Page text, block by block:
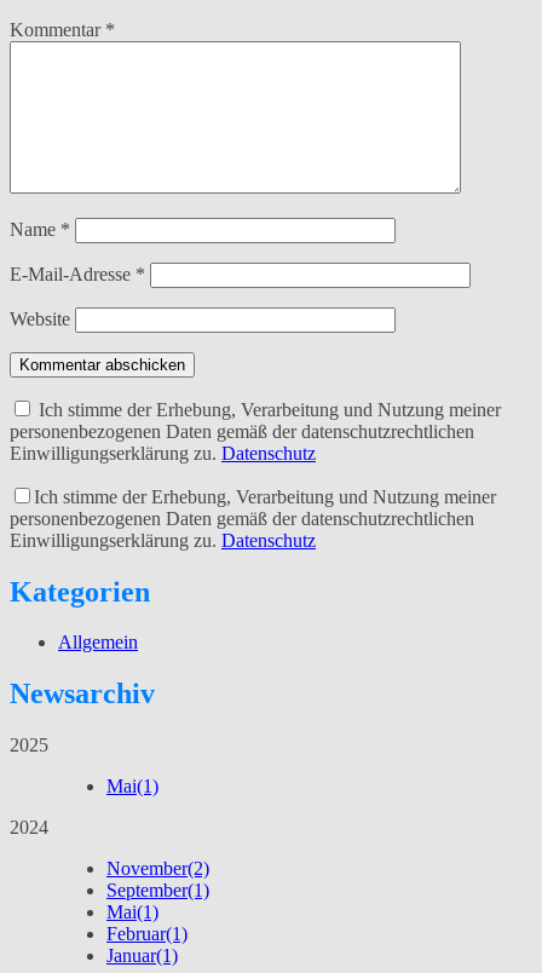
Kommentar *
Name *
E-Mail-Adresse *
Website
Kommentar abschicken
Ich stimme der Erhebung, Verarbeitung und Nutzung meiner
personenbezogenen Daten gemäß der datenschutzrechtlichen
Einwilligungserklärung zu. Datenschutz
Ich stimme der Erhebung, Verarbeitung und Nutzung meiner
personenbezogenen Daten gemäß der datenschutzrechtlichen
Einwilligungserklärung zu. Datenschutz
Kategorien
Allgemein
Newsarchiv
2025
Mai(1)
2024
November(2)
September(1)
Mai(1)
Februar(1)
Januar(1)